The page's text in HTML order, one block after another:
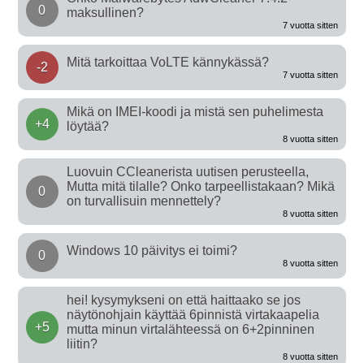
0
maksullinen?
7 vuotta sitten
-2 Mitä tarkoittaa VoLTE kännykässä?
7 vuotta sitten
+4
Mikä on IMEI-koodi ja mistä sen puhelimesta
löytää?
8 vuotta sitten
0
Luovuin CCleanerista uutisen perusteella,
Mutta mitä tilalle? Onko tarpeellistakaan? Mikä
on turvallisuin mennettely?
8 vuotta sitten
0 Windows 10 päivitys ei toimi?
8 vuotta sitten
+5
hei! kysymykseni on että haittaako se jos
näytönohjain käyttää 6pinnistä virtakaapelia
mutta minun virtalähteessä on 6+2pinninen
liitin?
8 vuotta sitten